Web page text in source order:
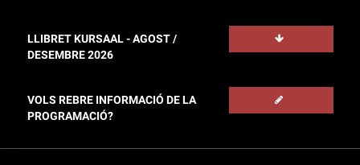
LLIBRET KURSAAL - AGOST /
DESEMBRE 2026
VOLS REBRE INFORMACIÓ DE LA
PROGRAMACIÓ?